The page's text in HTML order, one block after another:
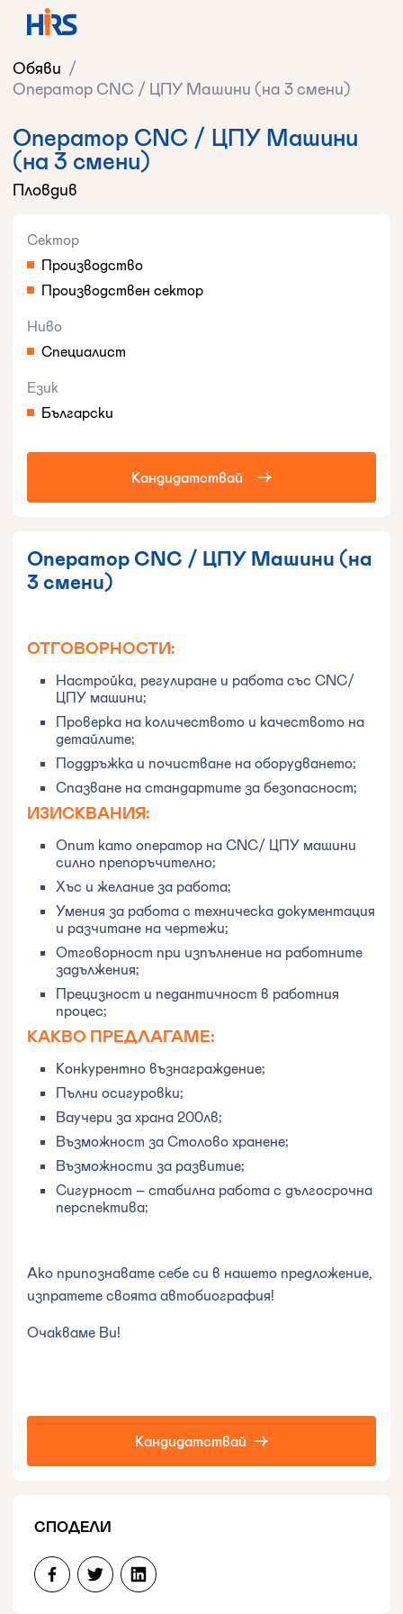
Обяви /
Оператор CNC / ЦПУ Машини (на 3 смени)
Оператор CNC / ЦПУ Машини
(на 3 смени)
Пловдив
СПОДЕЛИ
Сектор
Производство
Производствен сектор
Ниво
Специалист
Език
Български
Кандидатствай
Оператор CNC / ЦПУ Машини (на
3 смени)
ОТГОВОРНОСТИ:
Настройка, регулирaне и работа със CNC/
ЦПУ машини;
Проверка на количеството и качеството на
детайлите;
Поддръжка и почистване на оборудването;
Спазване на стандартите за безопасност;
ИЗИСКВАНИЯ:
Опит като оператор на CNC/ ЦПУ машини
силно препоръчително;
Хъс и желание за работа;
Умения за работа с техническа документация
и разчитане на чертежи;
Отговорност при изпълнение на работните
задължения;
Прецизност и педантичност в работния
процес;
КАКВО ПРЕДЛАГАМЕ:
Конкурентно възнаграждение;
Пълни осигуровки;
Ваучери за храна 200лв;
Възможност за Столово хранене;
Възможности за развитие;
Сигурност – стабилна работа с дългосрочна
перспектива;
Ако припознавате себе си в нашето предложение,
изпратете своята автобиография!
Очакваме Ви!
Кандидатствай